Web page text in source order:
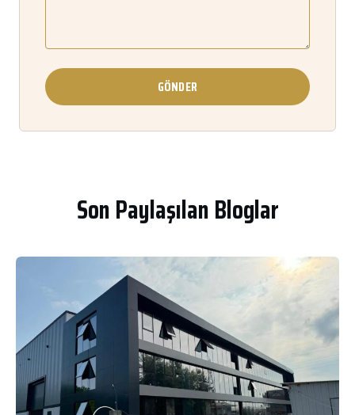
GÖNDER
Son Paylaşılan Bloglar